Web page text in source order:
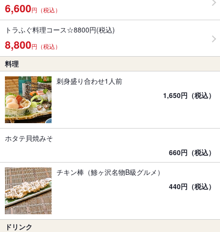
6,600円（税込）
トラふぐ料理コース☆8800円(税込)
8,800円（税込）
料理
刺身盛り合わせ1人前
1,650円（税込）
ホタテ貝焼みそ
660円（税込）
チキン棒（鯵ヶ沢名物B級グルメ）
440円（税込）
ドリンク